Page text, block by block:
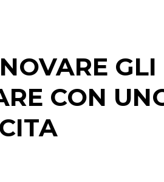
GLI
CON